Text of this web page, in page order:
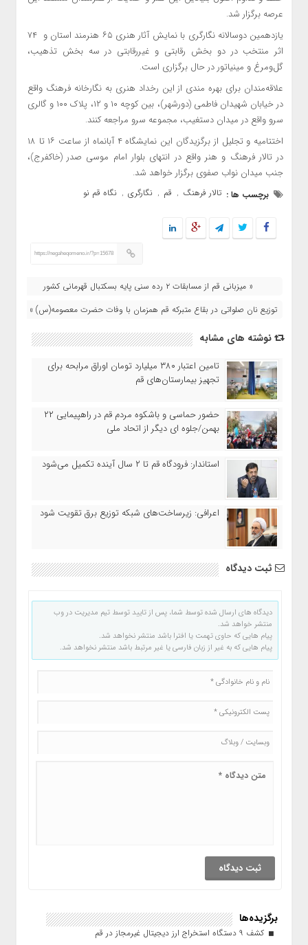
عرصه برگزار شد.
یازدهمین دوسالانه نگارگری با نمایش آثار هنری ۶۵ هنرمند استان و ۷۴
اثر منتخب در دو بخش رقابتی و غیررقابتی در سه بخش تذهیب،
گل‌و‌مرغ و مینیاتور در حال برگزاری است.
علاقه‌مندان برای بهره مندی از این رخداد هنری به نگارخانه فرهنگ واقع
در خیابان شهیدان فاطمی (دورشهر)، بین کوچه ۱۰ و ۱۲، پلاک ۱۰۰ و گالری
سرو واقع در میدان دستغیب، مجموعه سرو مراجعه کنند.
اختتامیه و تجلیل از برگزیدگان این نمایشگاه ۴ آبانماه از ساعت ۱۶ تا ۱۸
در تالار فرهنگ و هنر واقع در انتهای بلوار امام موسی صدر (خاکفرج)،
جنب میدان نواب صفوی برگزار خواهد شد.
برچسب ها : تالار فرهنگ , قم , نگارگری , نگاه قم نو
https://negaheqomeno.ir/?p=15678
« میزبانی قم از مسابقات ۲ رده سنی پایه بسکتبال قهرمانی کشور
توزیع نان صلواتی در بقاع متبرکه قم همزمان با وفات حضرت معصومه(س) »
نوشته های مشابه
تامین اعتبار ۳۸۰ میلیارد تومان اوراق مرابحه برای
تجهیز بیمارستان‌های قم
حضور حماسی و باشکوه مردم قم در راهپیمایی ۲۲
بهمن/جلوه ای دیگر از اتحاد ملی
استاندار: فرودگاه قم تا ۲ سال آینده تکمیل می‌شود
اعرافی: زیرساخت‌های شبکه توزیع برق تقویت شود
ثبت دیدگاه
دیدگاه های ارسال شده توسط شما، پس از تایید توسط تیم مدیریت در وب
منتشر خواهد شد.
پیام هایی که حاوی تهمت یا افترا باشد منتشر نخواهد شد.
پیام هایی که به غیر از زبان فارسی یا غیر مرتبط باشد منتشر نخواهد شد.
برگزیده‌ها
کشف ۹ دستگاه استخراج ارز دیجیتال غیرمجاز در قم